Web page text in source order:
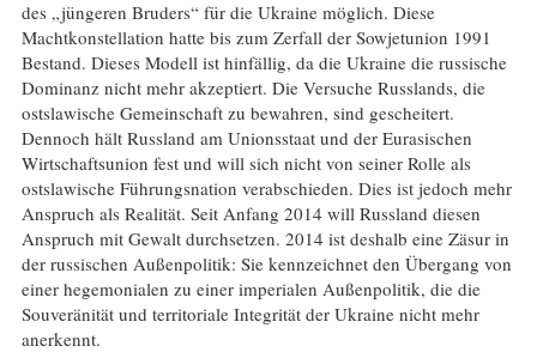
des „jüngeren Bruders“ für die Ukraine möglich. Diese
Machtkonstellation hatte bis zum Zerfall der Sowjetunion 1991
Bestand. Dieses Modell ist hinfällig, da die Ukraine die russische
Dominanz nicht mehr akzeptiert. Die Versuche Russlands, die
ostslawische Gemeinschaft zu bewahren, sind gescheitert.
Dennoch hält Russland am Unionsstaat und der Eurasischen
Wirtschaftsunion fest und will sich nicht von seiner Rolle als
ostslawische Führungsnation verabschieden. Dies ist jedoch mehr
Anspruch als Realität. Seit Anfang 2014 will Russland diesen
Anspruch mit Gewalt durchsetzen. 2014 ist deshalb eine Zäsur in
der russischen Außenpolitik: Sie kennzeichnet den Übergang von
einer hegemonialen zu einer imperialen Außenpolitik, die die
Souveränität und territoriale Integrität der Ukraine nicht mehr
anerkennt.